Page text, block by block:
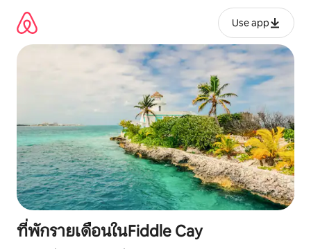
เนื้อหา
Use app
ที่พักรายเดือนในFiddle Cay